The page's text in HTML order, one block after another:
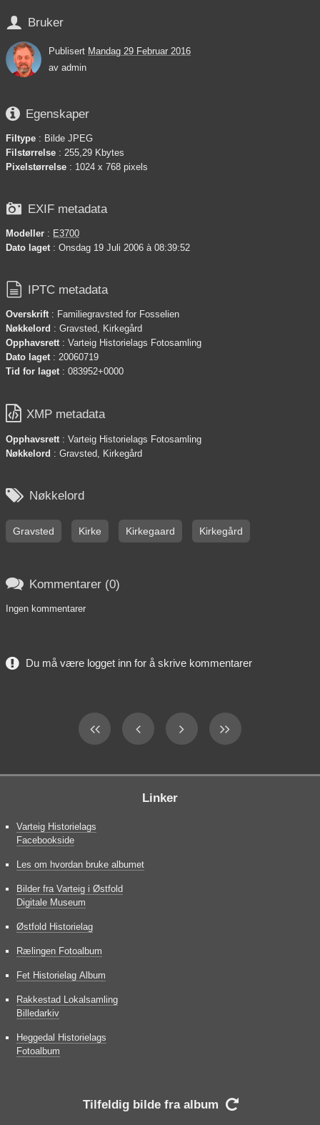
 Bruker
Publisert Mandag 29 Februar 2016
av admin
 Egenskaper
Filtype : Bilde JPEG
Filstørrelse : 255,29 Kbytes
Pixelstørrelse : 1024 x 768 pixels
 EXIF metadata
Modeller : E3700
Dato laget: Onsdag 19 Juli 2006 à 08:39:52
 IPTC metadata
Overskrift: Familiegravsted for Fosselien
Nøkkelord : Gravsted, Kirkegård
Opphavsrett: Varteig Historielags Fotosamling
Dato laget: 20060719
Tid for laget: 083952+0000
 XMP metadata
Opphavsrett: Varteig Historielags Fotosamling
Nøkkelord : Gravsted, Kirkegård
 Nøkkelord
Gravsted Kirke Kirkegaard Kirkegård
 Kommentarer (0)
Ingen kommentarer
Du må være logget inn for å skrive kommentarer
Linker
Varteig Historielags
Facebookside
Les om hvordan bruke albumet
Bilder fra Varteig i Østfold
Digitale Museum
Østfold Historielag
Rælingen Fotoalbum
Fet Historielag Album
Rakkestad Lokalsamling
Billedarkiv
Heggedal Historielags
Fotoalbum
Tilfeldig bilde fra album 